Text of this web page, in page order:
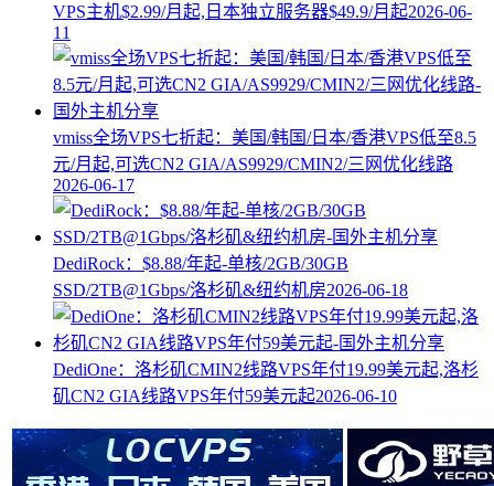
VPS主机$2.99/月起,日本独立服务器$49.9/月起2026-06-
11
vmiss全场VPS七折起：美国/韩国/日本/香港VPS低至8.5
元/月起,可选CN2 GIA/AS9929/CMIN2/三网优化线路
2026-06-17
DediRock：$8.88/年起-单核/2GB/30GB
SSD/2TB@1Gbps/洛杉矶&纽约机房2026-06-18
DediOne：洛杉矶CMIN2线路VPS年付19.99美元起,洛杉
矶CN2 GIA线路VPS年付59美元起2026-06-10